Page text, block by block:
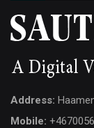
Address:
Mobile: